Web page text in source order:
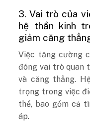
3. Vai trò của
hệ thần kinh
giảm căng
Việc tăng cường
đóng vai trò quan
và căng thẳng.
trọng trong việc
thể, bao gồm cả
áp.